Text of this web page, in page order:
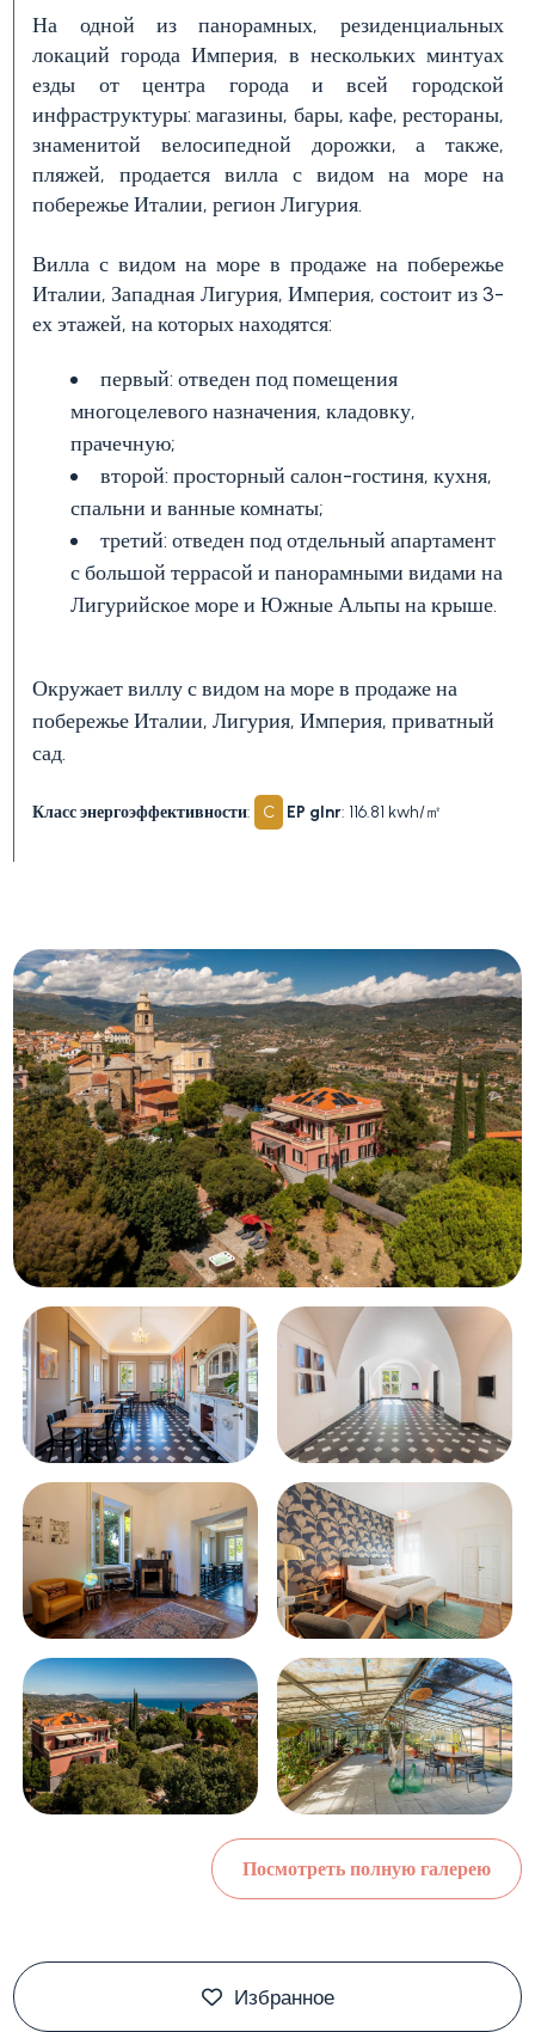
На одной из панорамных, резиденциальных
локаций города Империя, в нескольких минтуах
езды от центра города и всей городской
инфраструктуры: магазины, бары, кафе, рестораны,
знаменитой велосипедной дорожки, а также,
пляжей, продается вилла с видом на море на
побережье Италии, регион Лигурия.
Вилла с видом на море в продаже на побережье
Италии, Западная Лигурия, Империя, состоит из 3-
ех этажей, на которых находятся:
первый: отведен под помещения
многоцелевого назначения, кладовку,
прачечную;
второй: просторный салон-гостиня, кухня,
спальни и ванные комнаты;
третий: отведен под отдельный апартамент
с большой террасой и панорамными видами на
Лигурийское море и Южные Альпы на крыше.
Окружает виллу с видом на море в продаже на
побережье Италии, Лигурия, Империя, приватный
сад.
Класс энергоэффективности: C EP glnr: 116.81 kwh/㎡
Посмотреть полную галерею
Избранное
(управляемой
свойст)
Количество
спален
-
Сад
Балкон/терраса
Лифт
Бассейн
Вид на море